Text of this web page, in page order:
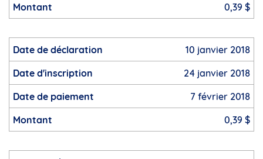
0,39 $
10 janvier 2018
24 janvier 2018
7 février 2018
0,39 $